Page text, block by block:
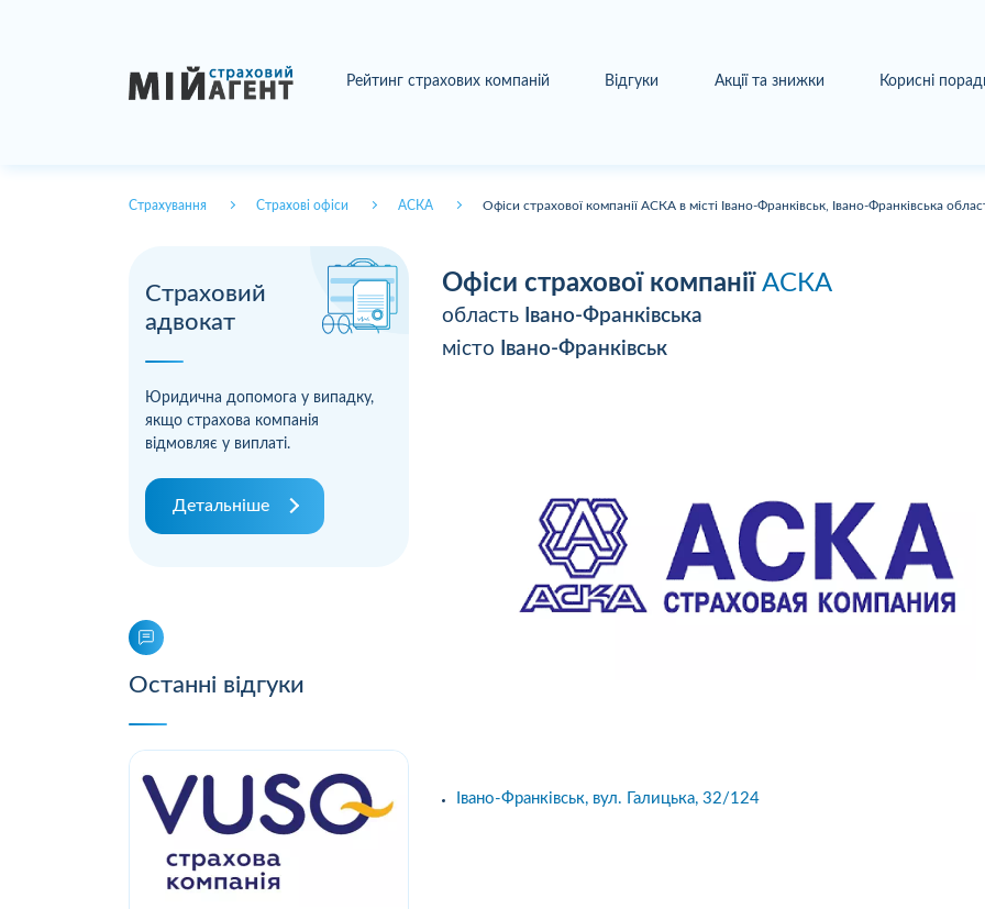
Рейтинг страхових компаній Відгуки Акції та знижки Корисні
Страхування Страхові офіси АСКА Офіси страхової компанії АСКА в місті Івано-Франківськ, Івано-Франківська
Страховий
адвокат
Юридична допомога у випадку,
якщо страхова компанія
відмовляє у виплаті.
Детальніше
Останні відгуки
Офіси страхової компанії АСКА
область Івано-Франківська
місто
Івано-Франківськ
Івано-Франківськ, вул. Галицька, 32/124